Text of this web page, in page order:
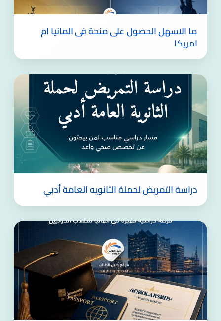
ما الاسهل الحصول على منحة فى المانيا ام
امريكا
دراسة التمريض لحملة الثانويه العامة أدبي